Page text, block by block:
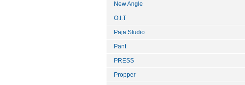
New Angle
O.I.T
Paja Studio
Pant
PRESS
Propper